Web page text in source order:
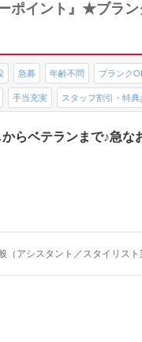
ポイント』★ブラ
急募 年齢不問 ブランク
手当充実 スタッフ割引・特典
らベテランまで♪急な
（アシスタント／スタイリスト